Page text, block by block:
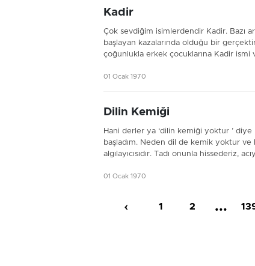
Kadir
Çok sevdiğim isimlerdendir Kadir. Bazı
başlayan kazalarında olduğu bir
çoğunlukla erkek çocuklarına Kadir ismi
01 Ocak 1970
Dilin Kemiği
Hani derler ya ‘dilin kemiği yoktur ’
başladım. Neden dil de kemik yoktur
algılayıcısıdır. Tadı onunla hissederiz,
01 Ocak 1970
‹ 1 2 ...